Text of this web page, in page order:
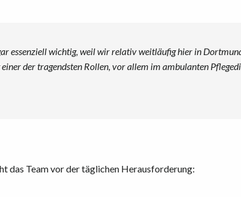
essenziell wichtig, weil wir relativ weitläufig hier in
einer der tragendsten Rollen, vor allem im ambulanten
das Team vor der täglichen Herausforderung: